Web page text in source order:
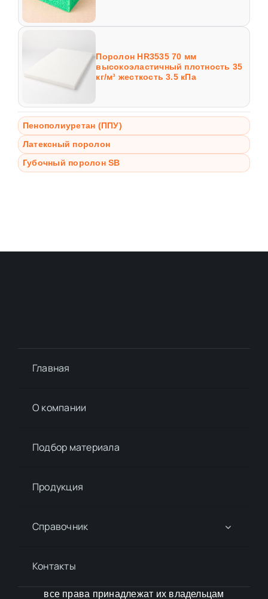
Поролон HR3535 70 мм
высокоэластичный плотность 35
кг/м³ жесткость 3.5 кПа
Пенополиуретан (ППУ)
Латексный поролон
Губочный поролон SB
Главная
О компании
Подбор материалa
Продукция
Справочник
Контакты
все права принадлежат их владельцам